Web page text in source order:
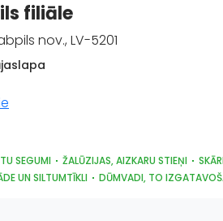
filiāle
nov., LV-5201
SEGUMI ŽALŪZIJAS, AIZKARU STIEŅI
UN SILTUMTĪKLI
DŪMVADI, TO